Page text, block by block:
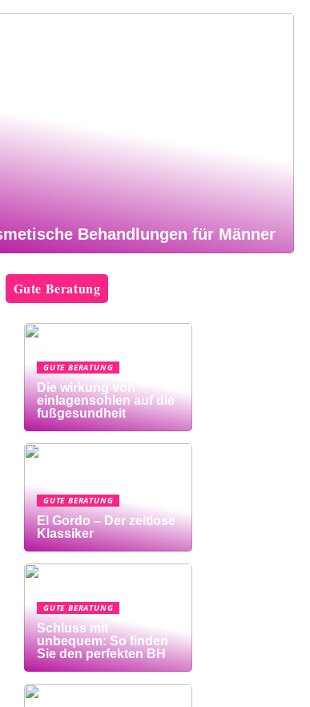
Behandlungen für Männer
Gute Beratung
GUTE BERATUNG
Die wirkung von
einlagensohlen auf die
fußgesundheit
GUTE BERATUNG
El Gordo – Der zeitlose
Klassiker
GUTE BERATUNG
Schluss mit
unbequem: So finden
Sie den perfekten BH